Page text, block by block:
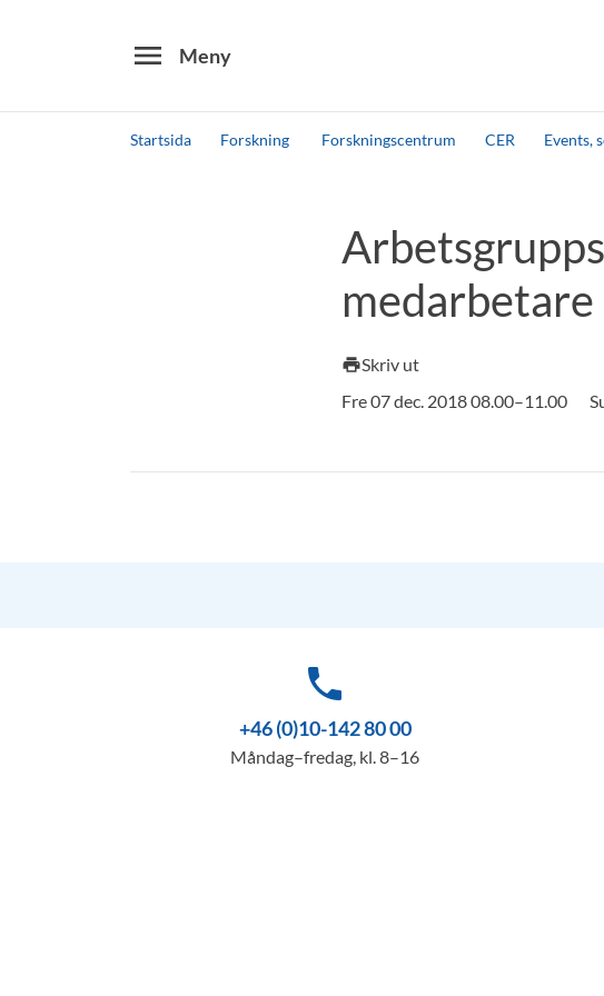
menu Meny
Startsida Forskning Forskningscentrum CER Events,
Detta är vår testmiljö - endast testdata
printSkriv ut
Fre 07 dec. 2018 08.00–11.00
phone
+46 (0)10-142 80 00
Måndag–fredag, kl. 8–16